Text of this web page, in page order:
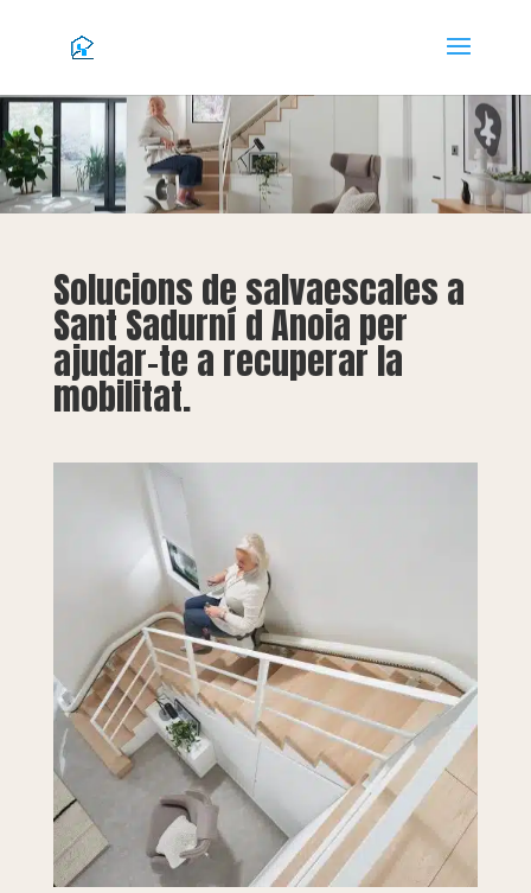
Solucions de salvaescales a
Sant Sadurní d Anoia per
ajudar-te a recuperar la
mobilitat.